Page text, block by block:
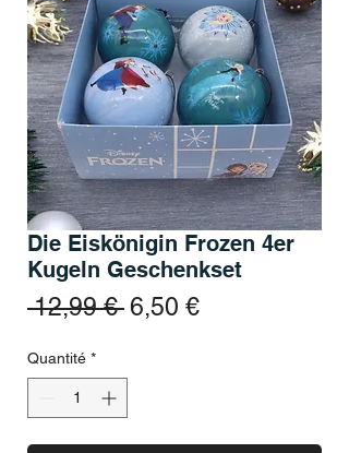
Die Eiskönigin Frozen 4er
Kugeln Geschenkset
12,99 € Prix original
6,50 €Prix
Quantité *